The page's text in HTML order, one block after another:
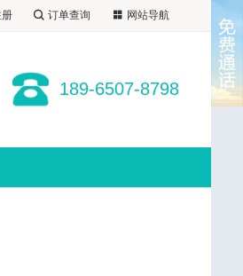
订单查询 网站导航
189-6507-8798